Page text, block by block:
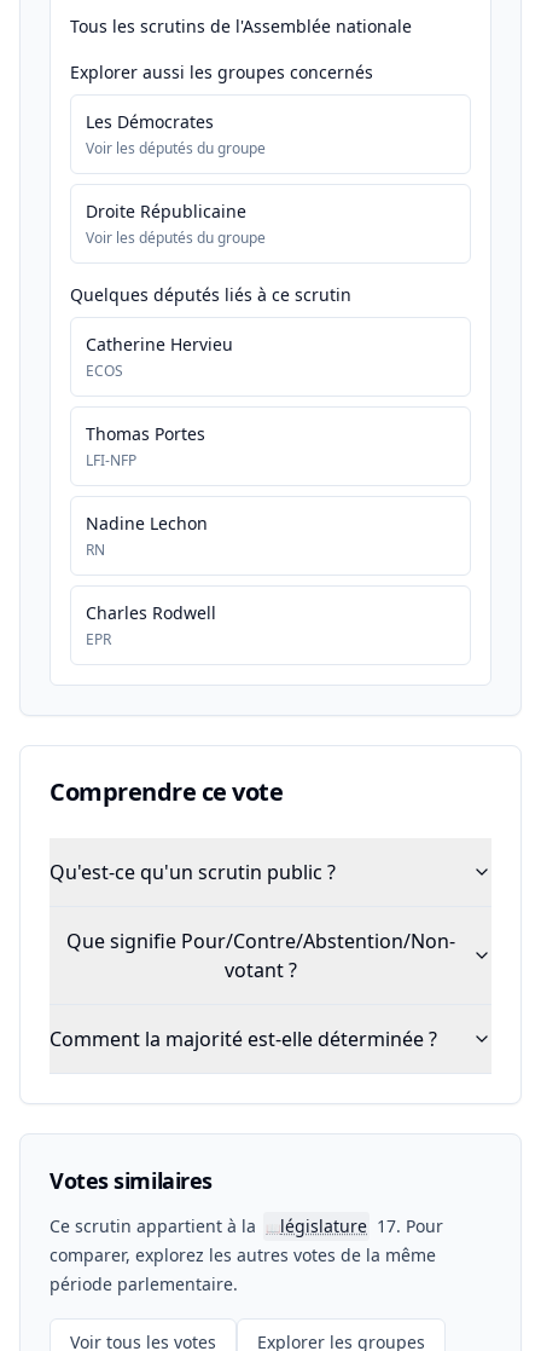
Tous les scrutins de l'Assemblée nationale
Explorer aussi les groupes concernés
Les Démocrates
Voir les députés du groupe
Droite Républicaine
Voir les députés du groupe
Quelques députés liés à ce scrutin
Catherine Hervieu
ECOS
Thomas Portes
LFI-NFP
Nadine Lechon
RN
Charles Rodwell
EPR
Comprendre ce vote
Qu'est-ce qu'un scrutin public ?
Que signifie Pour/Contre/Abstention/Non-
votant ?
Comment la majorité est-elle déterminée ?
Votes similaires
Ce scrutin appartient à la 📖législature 17. Pour
comparer, explorez les autres votes de la même
période parlementaire.
Voir tous les votes Explorer les groupes